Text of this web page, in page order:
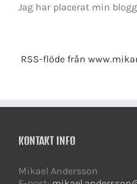
Jag har placerat min
RSS-flöde från
KONTAKT INFO
Mikael Andersson